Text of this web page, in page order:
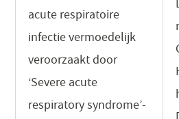
acute respiratoire
infectie vermoedelijk
veroorzaakt door
‘Severe acute
respiratory syndrome’-